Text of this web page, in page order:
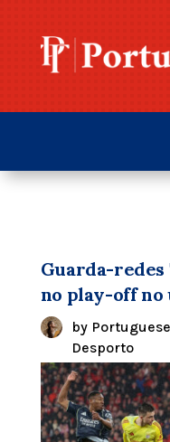
Guarda-
no play-off
by
Desporto